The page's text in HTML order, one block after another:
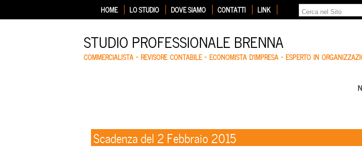
HOME LO STUDIO DOVE SIAMO CONTATTI LINK
STUDIO PROFESSIONALE BRENNA
COMMERCIALISTA – REVISORE CONTABILE – ECONOMISTA D'IMPRESA – ESPERTO IN
Scadenza del 2 Febbraio 2015